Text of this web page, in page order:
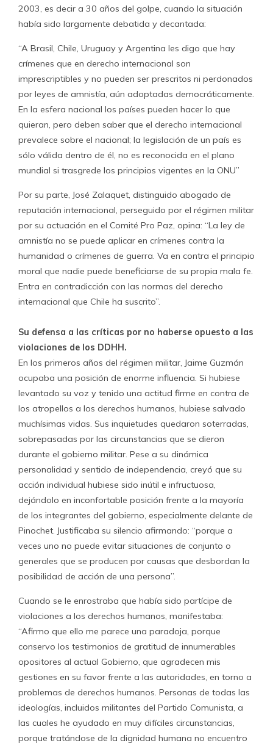
2003, es decir a 30 años del golpe, cuando la situación
había sido largamente debatida y decantada:
“A Brasil, Chile, Uruguay y Argentina les digo que hay
crímenes que en derecho internacional son
imprescriptibles y no pueden ser prescritos ni perdonados
por leyes de amnistía, aún adoptadas democráticamente.
En la esfera nacional los países pueden hacer lo que
quieran, pero deben saber que el derecho internacional
prevalece sobre el nacional; la legislación de un país es
sólo válida dentro de él, no es reconocida en el plano
mundial si trasgrede los principios vigentes en la ONU”
Por su parte, José Zalaquet, distinguido abogado de
reputación internacional, perseguido por el régimen militar
por su actuación en el Comité Pro Paz, opina: “La ley de
amnistía no se puede aplicar en crímenes contra la
humanidad o crímenes de guerra. Va en contra el principio
moral que nadie puede beneficiarse de su propia mala fe.
Entra en contradicción con las normas del derecho
internacional que Chile ha suscrito”.
Su defensa a las críticas por no haberse opuesto a las
violaciones de los DDHH.
En los primeros años del régimen militar, Jaime Guzmán
ocupaba una posición de enorme influencia. Si hubiese
levantado su voz y tenido una actitud firme en contra de
los atropellos a los derechos humanos, hubiese salvado
muchísimas vidas. Sus inquietudes quedaron soterradas,
sobrepasadas por las circunstancias que se dieron
durante el gobierno militar. Pese a su dinámica
personalidad y sentido de independencia, creyó que su
acción individual hubiese sido inútil e infructuosa,
dejándolo en inconfortable posición frente a la mayoría
de los integrantes del gobierno, especialmente delante de
Pinochet. Justificaba su silencio afirmando: “porque a
veces uno no puede evitar situaciones de conjunto o
generales que se producen por causas que desbordan la
posibilidad de acción de una persona”.
Cuando se le enrostraba que había sido partícipe de
violaciones a los derechos humanos, manifestaba:
“Afirmo que ello me parece una paradoja, porque
conservo los testimonios de gratitud de innumerables
opositores al actual Gobierno, que agradecen mis
gestiones en su favor frente a las autoridades, en torno a
problemas de derechos humanos. Personas de todas las
ideologías, incluidos militantes del Partido Comunista, a
las cuales he ayudado en muy difíciles circunstancias,
porque tratándose de la dignidad humana no encuentro